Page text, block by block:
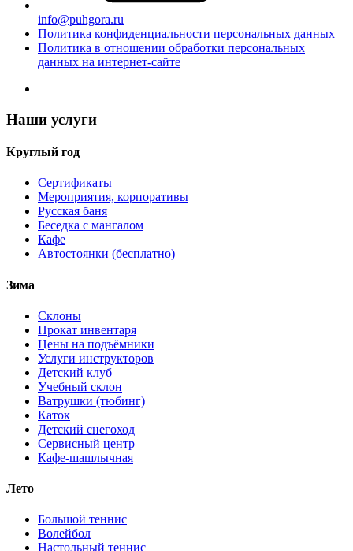
info@puhgora.ru
Политика конфиденциальности персональных данных
Политика в отношении обработки персональных
данных на интернет-сайте
Наши услуги
Круглый год
Сертификаты
Мероприятия, корпоративы
Русская баня
Беседка с мангалом
Кафе
Автостоянки (бесплатно)
Зима
Склоны
Прокат инвентаря
Цены на подъёмники
Услуги инструкторов
Детский клуб
Учебный склон
Ватрушки (тюбинг)
Каток
Детский снегоход
Сервисный центр
Кафе-шашлычная
Лето
Большой теннис
Волейбол
Настольный теннис